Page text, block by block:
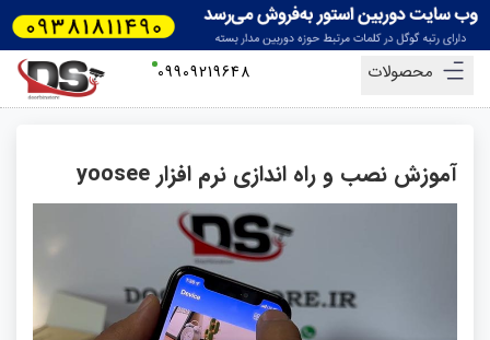
محصولات 09909219648
آموزش نصب و راه اندازی نرم افزار yoosee